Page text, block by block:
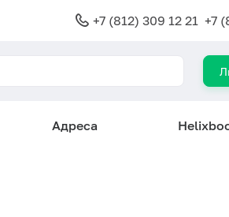
+7 (812) 309 12 21 +7
Адреса